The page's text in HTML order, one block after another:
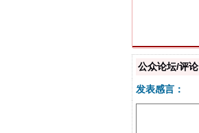
公众论坛/评论
发表感言：